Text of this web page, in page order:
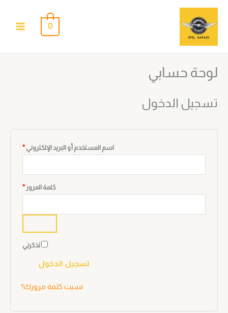
تخطي
المحتوى
0
لوحة حسابي
تسجيل الدخول
اسم المستخدم أو البريد الإلكتروني *
كلمة المرور *
تذكرني
تسجيل الدخول
نسيت كلمة مرورك؟